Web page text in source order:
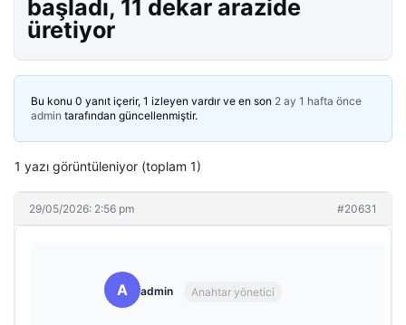
başladı, 11 dekar arazide
üretiyor
Bu konu 0 yanıt içerir, 1 izleyen vardır ve en son 2 ay 1 hafta önce
admin tarafından güncellenmiştir.
1 yazı görüntüleniyor (toplam 1)
29/05/2026: 2:56 pm #20631
A admin Anahtar yönetici